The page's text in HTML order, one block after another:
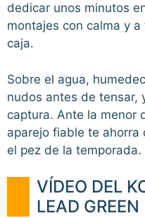
dedicar unos minutos
montajes con calma y
caja.
Sobre el agua,
nudos antes de tensar,
captura. Ante la menor
aparejo fiable te ahorra
el pez de la temporada.
VÍDEO DEL
LEAD GREEN